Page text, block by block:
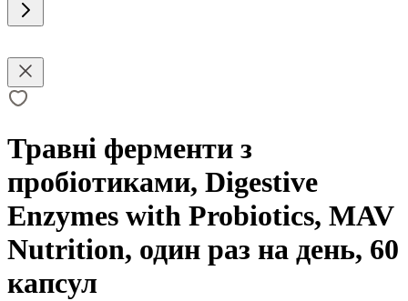
Травні ферменти з
пробіотиками, Digestive
Enzymes with Probiotics, MAV
Nutrition, один раз на день, 60
капсул